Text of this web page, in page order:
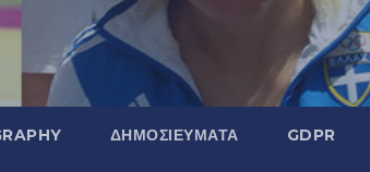
ΔΗΜΟΣΙΕΎΜΑΤΑ GDPR